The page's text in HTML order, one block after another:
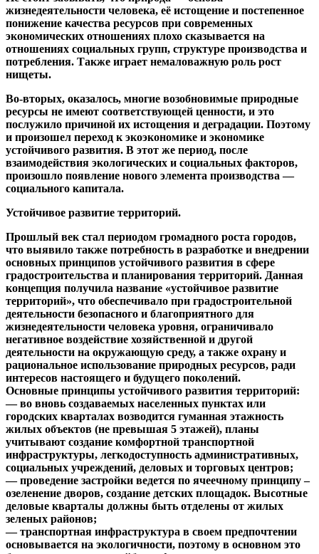
жизнедеятельности человека, её истощение и постепенное
понижение качества ресурсов при современных
экономических отношениях плохо сказывается на
отношениях социальных групп, структуре производства и
потребления. Также играет немаловажную роль рост
нищеты.
Во-вторых, оказалось, многие возобновимые природные
ресурсы не имеют соответствующей ценности, и это
послужило причиной их истощения и деградации. Поэтому
и произошел переход к экоэкономике и экономике
устойчивого развития. В этот же период, после
взаимодействия экологических и социальных факторов,
произошло появление нового элемента производства —
социального капитала.
Устойчивое развитие территорий.
Прошлый век стал периодом громадного роста городов,
что выявило также потребность в разработке и внедрении
основных принципов устойчивого развития в сфере
градостроительства и планирования территорий. Данная
концепция получила название «устойчивое развитие
территорий», что обеспечивало при градостроительной
деятельности безопасного и благоприятного для
жизнедеятельности человека уровня, ограничивало
негативное воздействие хозяйственной и другой
деятельности на окружающую среду, а также охрану и
рациональное использование природных ресурсов, ради
интересов настоящего и будущего поколений.
Основные принципы устойчивого развития территорий:
— во вновь создаваемых населенных пунктах или
городских кварталах возводится гуманная этажность
жилых объектов (не превышая 5 этажей), планы
учитывают создание комфортной транспортной
инфраструктуры, легкодоступность административных,
социальных учреждений, деловых и торговых центров;
— проведение застройки ведется по ячеечному принципу –
озеленение дворов, создание детских площадок. Высотные
деловые кварталы должны быть отделены от жилых
зеленых районов;
— транспортная инфраструктура в своем предпочтении
основывается на экологичности, поэтому в основном это